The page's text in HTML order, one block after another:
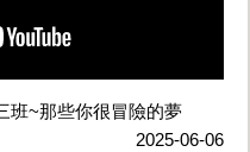
班~那些你很冒險的夢
2025-06-06